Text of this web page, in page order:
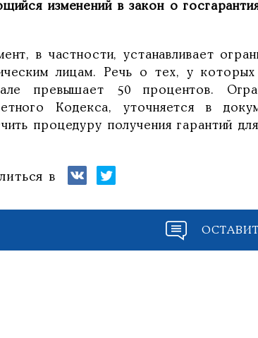
изменений в закон о
в частности, устанавливает
лицам. Речь о тех, у
превышает 50 процентов.
Кодекса, уточняется в
процедуру получения гарантий
в